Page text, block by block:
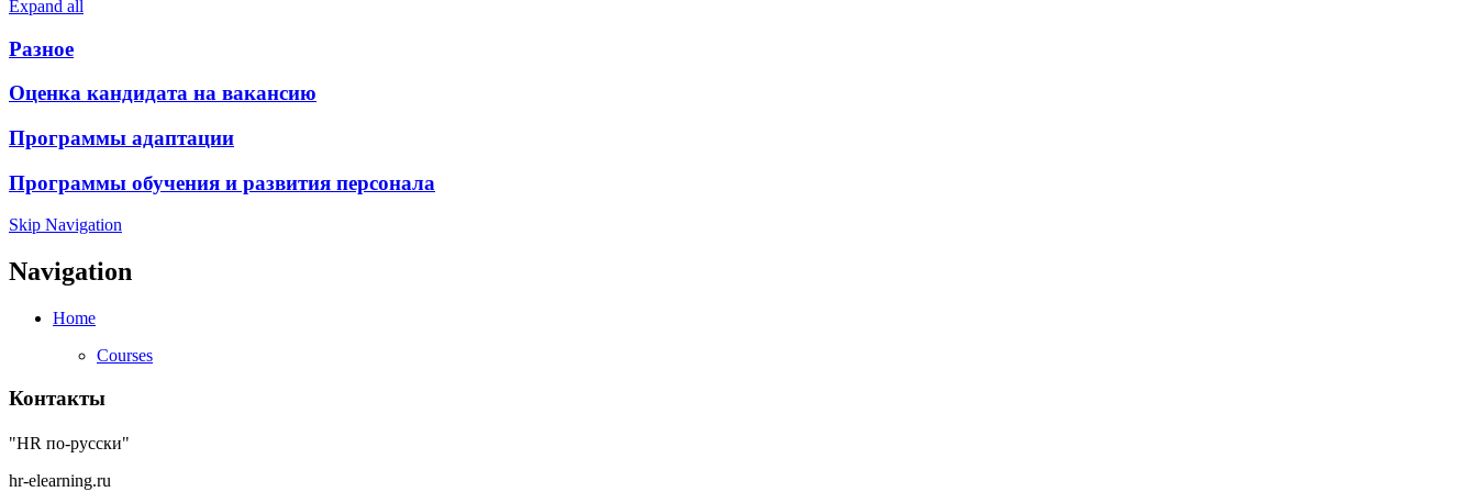
Expand all
Разное
Оценка кандидата на вакансию
Программы адаптации
Программы обучения и развития персонала
Skip Navigation
Navigation
Home
Courses
Контакты
"HR по-русски"
hr-elearning.ru